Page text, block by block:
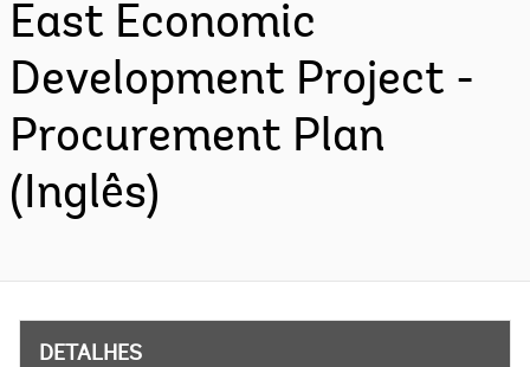
East Economic
Development Project -
Procurement Plan
(Inglês)
DETALHES